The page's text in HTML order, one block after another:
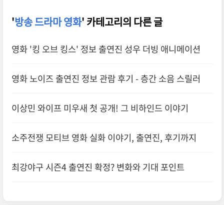
'방송 드라마 영화' 카테고리의 다른 글
영화 '킹 오브 킹스' 정보 출연진 성우 더빙 애니메이션
영화 노이즈 출연진 정보 관람 후기 - 층간 소음 스릴러
이상민 와이프 미우새 첫 공개! 그 비하인드 이야기
소주전쟁 모티브 영화 실화 이야기, 출연진, 후기까지
최강야구 시즌4 출연진 확정? 변화와 기대 포인트